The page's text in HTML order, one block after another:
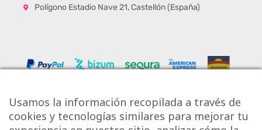
Polígono Estadio Nave 21, Castellón (España)
Usamos la información recopilada a través de
cookies y tecnologías similares para mejorar tu